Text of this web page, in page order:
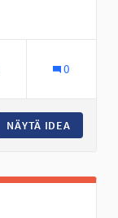
0
NÄYTÄ IDEA